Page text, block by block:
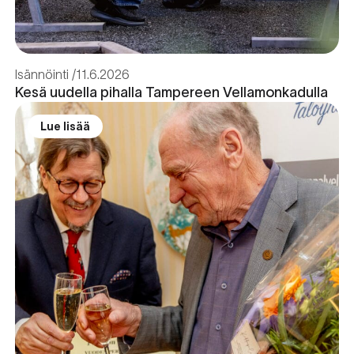
Isännöinti 11.6.2026
Kesä uudella pihalla Tampereen Vellamonkadulla
Lue lisää